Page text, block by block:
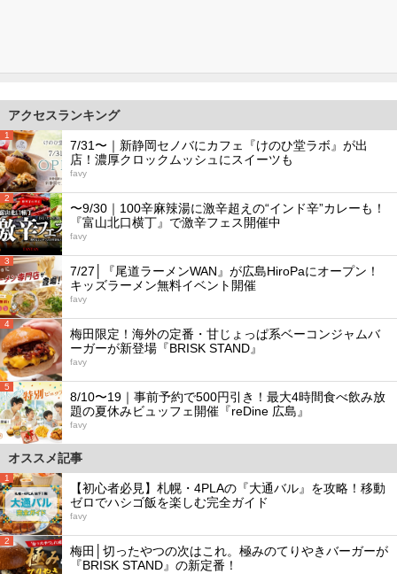
アクセスランキング
1
7/31〜｜新静岡セノバにカフェ『けのひ堂ラボ』が出
店！濃厚クロックムッシュにスイーツも
favy
2
〜9/30｜100辛麻辣湯に激辛超えの“インド辛”カレーも！
『富山北口横丁』で激辛フェス開催中
favy
3
7/27│『尾道ラーメンWAN』が広島HiroPaにオープン！
キッズラーメン無料イベント開催
favy
4
梅田限定！海外の定番・甘じょっぱ系ベーコンジャムバ
ーガーが新登場『BRISK STAND』
favy
5
8/10〜19｜事前予約で500円引き！最大4時間食べ飲み放
題の夏休みビュッフェ開催『reDine 広島』
favy
オススメ記事
1
【初心者必見】札幌・4PLAの『大通バル』を攻略！移動
ゼロでハシゴ飯を楽しむ完全ガイド
favy
2
梅田│切ったやつの次はこれ。極みのてりやきバーガーが
『BRISK STAND』の新定番！